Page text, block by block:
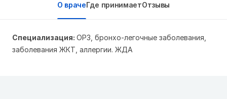
О врачеГде принимаетОтзывы
Специализация: ОРЗ, бронхо-легочные заболевания,
заболевания ЖКТ, аллергии. ЖДА